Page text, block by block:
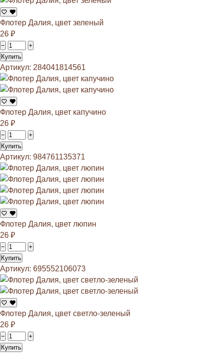
Флотер Далия, цвет зеленый
26 ₽
−
+
Купить
Артикул: 284041814561
Флотер Далия, цвет капучино
26 ₽
−
+
Купить
Артикул: 984761135371
Флотер Далия, цвет люпин
26 ₽
−
+
Купить
Артикул: 695552106073
Флотер Далия, цвет светло-зеленый
26 ₽
−
+
Купить